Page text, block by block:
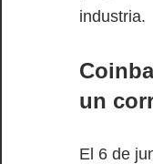
industria.
un
El 6 de